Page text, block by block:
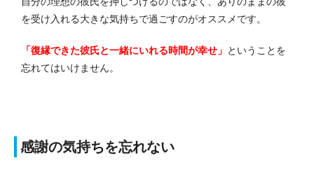
を受け入れる大きな気持ちで過ごすのがオススメです。
「復縁できた彼氏と一緒にいれる時間が幸せ」 ということを
忘れてはいけません。
感謝の気持ちを忘れない